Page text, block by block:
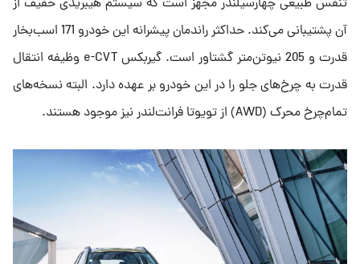
آن پشتیبانی می‌کند. حداکثر راندمان پیشرانه این خودرو 171 اسب‌بخار
قدرت و 205 نیوتن‌متر گشتاور است. گیربکس e-CVT وظیفه انتقال
قدرت به چرخ‌های جلو را در این خودرو بر عهده دارد. البته نسخه‌های
تمام‌چرخ محرک (AWD) از تویوتا فرانت‌لندر نیز موجود هستند.